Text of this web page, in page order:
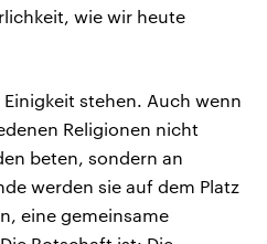
wie wir heute
stehen. Auch wenn
Religionen nicht
beten, sondern an
werden sie auf dem Platz
eine gemeinsame